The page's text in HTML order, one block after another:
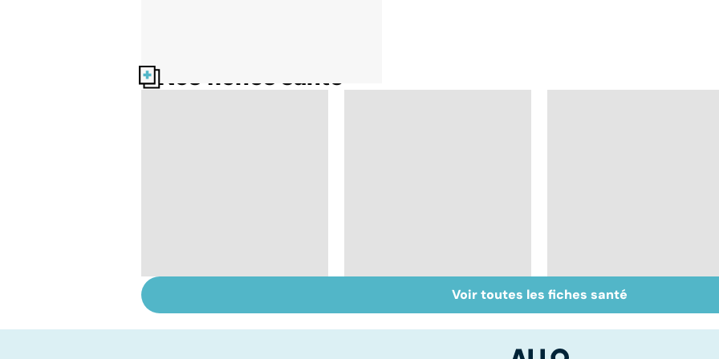
Nos fiches santé
oligo-élément vital
Intestin irritable : le
régime FODMAP, une
Alimentation : le péril
jeûne ?
Voir toutes les fiches santé